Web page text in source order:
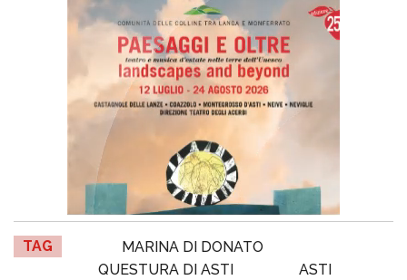
TAG
MARINA DI DONATO
QUESTURA DI ASTI
ASTI